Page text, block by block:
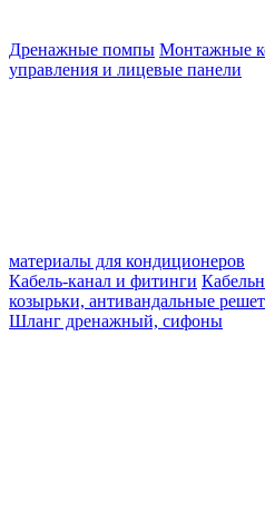
Дренажные помпы Монтажные
управления и лицевые панели
материалы для кондиционеров
Кабель-канал и фитинги
козырьки, антивандальные
Шланг дренажный, сифоны